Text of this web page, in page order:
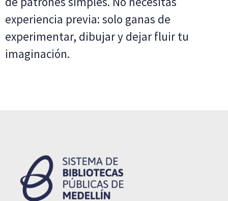
experiencia previa: solo ganas de
experimentar, dibujar y dejar fluir tu
imaginación.